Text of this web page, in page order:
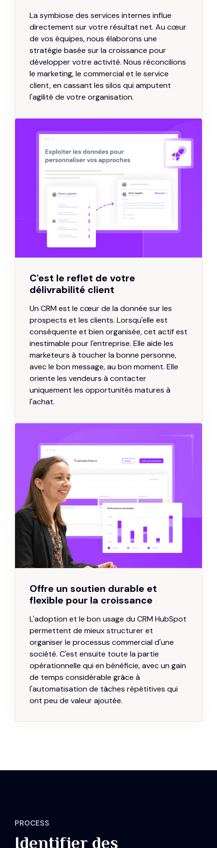
La symbiose des services internes influe
directement sur votre résultat net. Au cœur
de vos équipes, nous élaborons une
stratégie basée sur la croissance pour
développer votre activité. Nous réconcilions
le marketing, le commercial et le service
client, en cassant les silos qui amputent
l'agilité de votre organisation.
C'est le reflet de votre
délivrabilité client
Un CRM est le cœur de la donnée sur les
prospects et les clients. Lorsqu'elle est
conséquente et bien organisée, cet actif est
inestimable pour l'entreprise. Elle aide les
marketeurs à toucher la bonne personne,
avec le bon message, au bon moment. Elle
oriente les vendeurs à contacter
uniquement les opportunités matures à
l'achat.
Offre un soutien durable et
flexible pour la croissance
L'adoption et le bon usage du CRM HubSpot
permettent de mieux structurer et
organiser le processus commercial d'une
société. C'est ensuite toute la partie
opérationnelle qui en bénéficie, avec un gain
de temps considérable grâce à
l'automatisation de tâches répétitives qui
ont peu de valeur ajoutée.
PROCESS
Identifier des